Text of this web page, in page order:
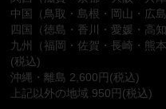
中国（鳥取・島根・岡山・広
四国（徳島・香川・愛媛・高
九州（福岡・佐賀・長崎・熊
(税込)
沖縄・離島 2,600円(税込)
上記以外の地域 950円(税込)